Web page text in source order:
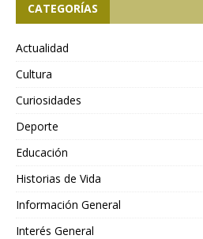
CATEGORÍAS
Actualidad
Cultura
Curiosidades
Deporte
Educación
Historias de Vida
Información General
Interés General